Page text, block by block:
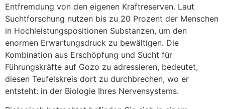
Entfremdung von den eigenen Kraftreserven. Laut
Suchtforschung nutzen bis zu 20 Prozent der Menschen
in Hochleistungspositionen Substanzen, um den
enormen Erwartungsdruck zu bewältigen. Die
Kombination aus Erschöpfung und Sucht für
Führungskräfte auf Gozo zu adressieren, bedeutet,
diesen Teufelskreis dort zu durchbrechen, wo er
entsteht: in der Biologie Ihres Nervensystems.